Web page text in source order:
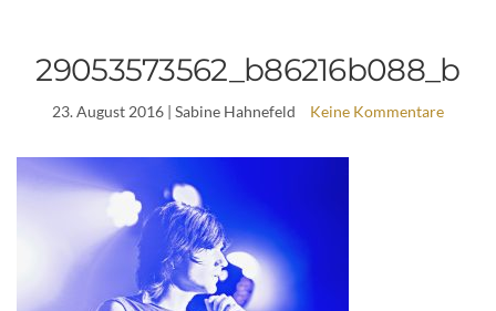
29053573562_b86216b088_b
23. August 2016 | Sabine Hahnefeld Keine Kommentare